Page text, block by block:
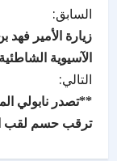
السابق:
زيارة الأمير
الآسيوية الشاطئية
التالي:
**تصدر نابولي
ترقب حسم لقب